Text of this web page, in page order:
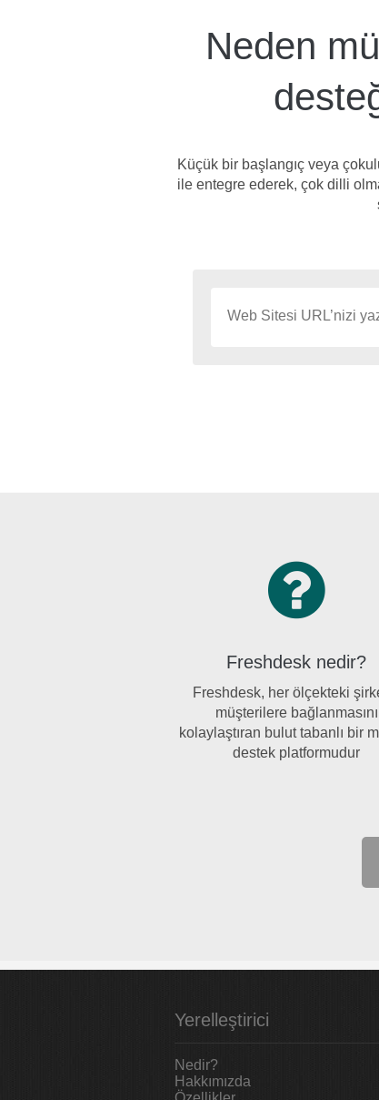
Neden
Küçük bir başlangıç ​​veya
ile entegre ederek, çok dilli
Freshdesk nedir?
Freshdesk, her ölçekteki
müşterilere bağlanmasını
kolaylaştıran bulut tabanlı bir
destek platformudur
Yerelleştirici
Nedir?
Hakkımızda